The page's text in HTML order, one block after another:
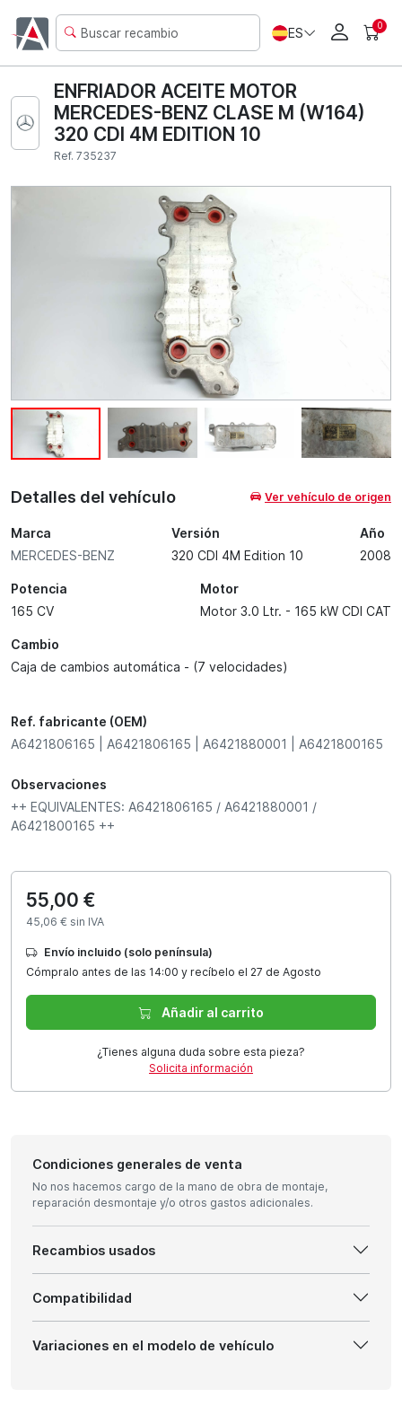
ES 0
ENFRIADOR ACEITE MOTOR
MERCEDES-BENZ CLASE M (W164)
320 CDI 4M EDITION 10
Ref. 735237
Detalles del vehículo Ver vehículo de origen
Marca
MERCEDES-BENZ
Versión
320 CDI 4M Edition 10
Año
2008
Potencia
165 CV
Motor
Motor 3.0 Ltr. - 165 kW CDI CAT
Cambio
Caja de cambios automática - (7 velocidades)
Ref. fabricante (OEM)
A6421806165 | A6421806165 | A6421880001 | A6421800165
Observaciones
++ EQUIVALENTES: A6421806165 / A6421880001 /
A6421800165 ++
55,00 €
45,06 € sin IVA
Envío incluido (solo península)
Cómpralo antes de las 14:00 y recíbelo el 27 de Agosto
Añadir al carrito
¿Tienes alguna duda sobre esta pieza?
Solicita información
Condiciones generales de venta
No nos hacemos cargo de la mano de obra de montaje,
reparación desmontaje y/o otros gastos adicionales.
Recambios usados
Compatibilidad
Variaciones en el modelo de vehículo